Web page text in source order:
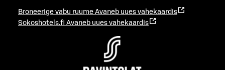
Broneerige vabu ruume Avaneb uues vahekaardis
Sokoshotels.fi Avaneb uues vahekaardis